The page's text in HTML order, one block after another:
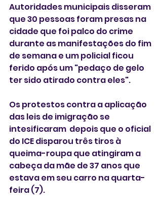
Autoridades municipais disseram
que 30 pessoas foram presas na
cidade que foi palco do crime
durante as manifestações do fim
de semana e um policial ficou
ferido após um "pedaço de gelo
ter sido atirado contra eles".
Os protestos contra a aplicação
das leis de imigração se
intesificaram  depois que o oficial
do ICE disparou três tiros à
queima-roupa que atingiram a
cabeça da mãe de 37 anos que
estava em seu carro na quarta-
feira (7).